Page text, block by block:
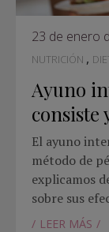
23 de enero
NUTRICIÓN ,
Ayuno
consiste
El ayuno
método de
explicamos
sobre sus
LEER MÁS